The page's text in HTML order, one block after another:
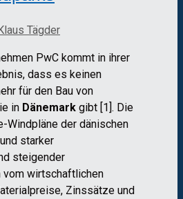
Tägder
PwC kommt in ihrer
dass es keinen
für den Bau von
in Dänemark gibt [1]. Die
Windpläne der dänischen
starker
steigender
vom wirtschaftlichen
Zinssätze und